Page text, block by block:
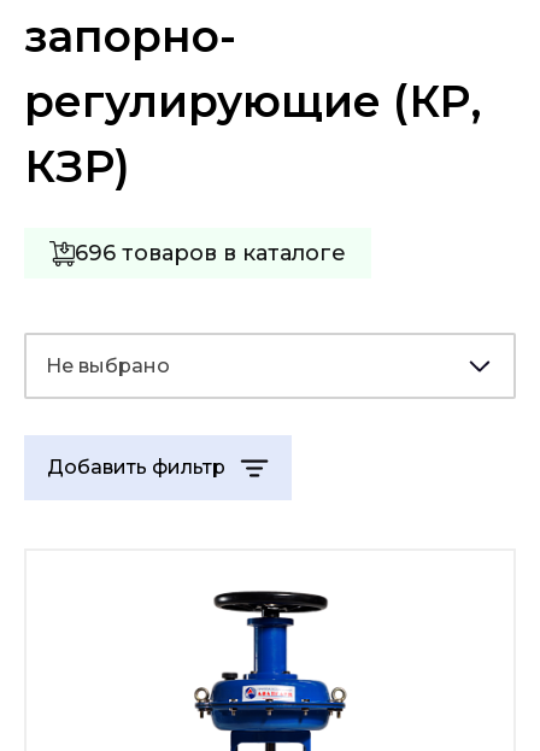
запорно-
регулирующие (КР,
КЗР)
696 товаров в каталоге
Не выбрано
Добавить фильтр